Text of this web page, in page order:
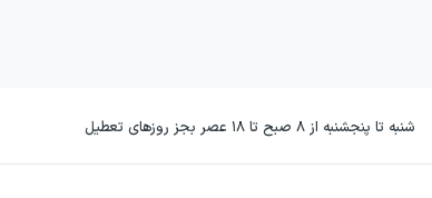
شنبه تا پنجشنبه از ۸ صبح تا ۱۸ عصر بجز روزهای تعطیل